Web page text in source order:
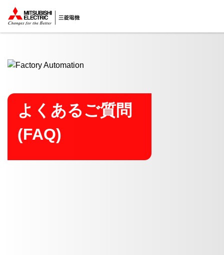
ここから本文
よくあるご質問
(FAQ)